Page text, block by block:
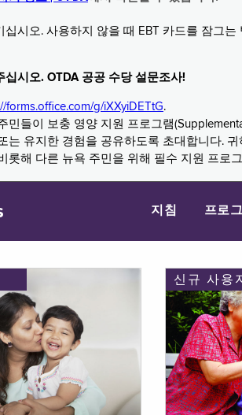
십시오. 사용하지 않을 때 EBT 카드를 잠그는
십시오. OTDA 공공 수당 설문조사!
forms.office.com/g/iXXyiDETtG.
민들이 보충 영양 지원 프로그램
는 유지한 경험을 공유하도록 초대합니다.
롯해 다른 뉴욕 주민을 위해 필수 지원 프로
지침 프로
신규 사용